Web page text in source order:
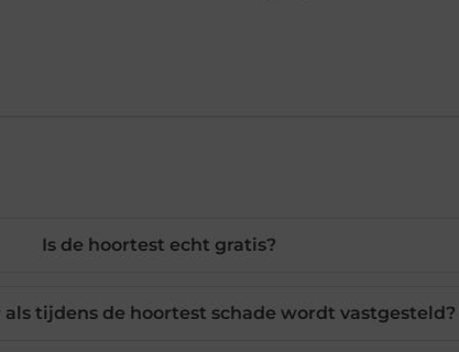
Is de hoortest echt gratis?
tijdens de hoortest schade wordt vastgesteld?